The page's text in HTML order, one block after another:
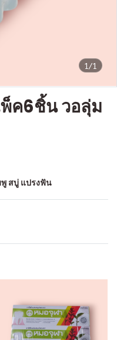
1/1
ค6ชิ้น วอลุ่ม
สบู่ แปรงฟัน